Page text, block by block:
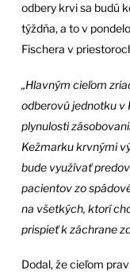
odbery krvi sa budú
týždňa, a to v
Fischera v
„Hlavným cieľom
odberovú jednotku v
plynulosti
Kežmarku krvnými
bude využívať
pacientov zo
na všetkých, ktorí
prispieť k záchrane
Dodal, že cieľom